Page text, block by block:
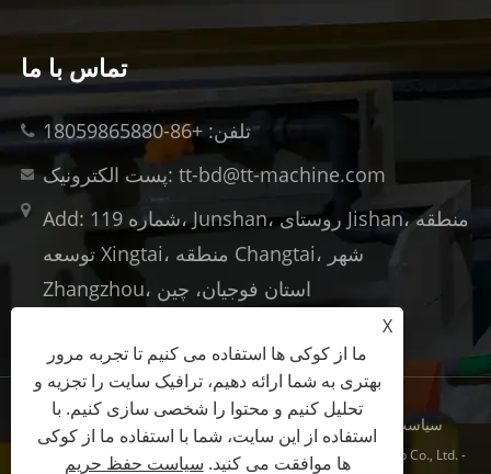
تماس با ما
تلفن: +86-18059865880
پست الکترونیک: tt-bd@tt-machine.com
Add: شماره 119، Junshan، روستای Jishan، منطقه
توسعه Xingtai، منطقه Changtai، شهر
Zhangzhou، استان فوجیان، چین
Links Sitemap RSS XML سیاست حفظ حریم خصوصی
Copyright © 2023 Xiamen Taitian Machinery Technology Group Co., Ltd. -
X
ما از کوکی ها استفاده می کنیم تا تجربه مرور
بهتری به شما ارائه دهیم، ترافیک سایت را تجزیه و
تحلیل کنیم و محتوا را شخصی سازی کنیم. با
استفاده از این سایت، شما با استفاده ما از کوکی
ها موافقت می کنید. سیاست حفظ حریم